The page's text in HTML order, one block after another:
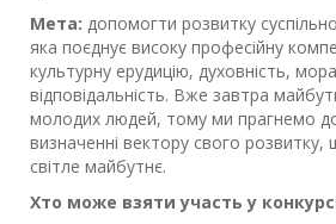
Мета: допомогти розвитку
яка поєднує високу професійну
культурну ерудицію, духовність,
відповідальність. Вже завтра
молодих людей, тому ми прагнемо
визначенні вектору свого
світле майбутнє.
Хто може взяти участь у